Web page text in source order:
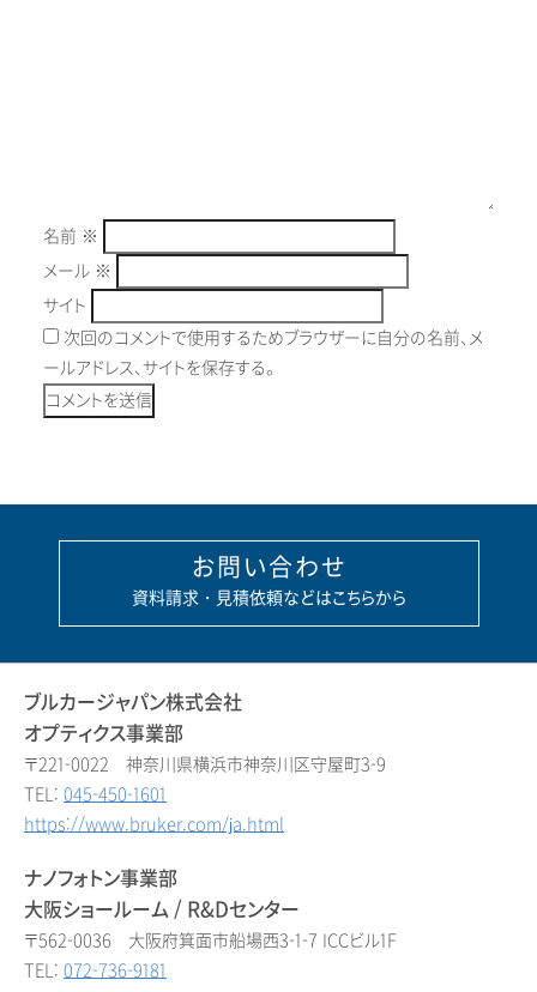
名前 ※
メール ※
サイト
次回のコメントで使用するためブラウザーに自分の名前、メ
ールアドレス、サイトを保存する。
お問い合わせ
資料請求・見積依頼などはこちらから
ブルカージャパン株式会社
オプティクス事業部
〒221-0022 神奈川県横浜市神奈川区守屋町3-9
TEL: 045-450-1601
https://www.bruker.com/ja.html
ナノフォトン事業部
大阪ショールーム / R&Dセンター
〒562-0036 大阪府箕面市船場西3-1-7 ICCビル1F
TEL: 072-736-9181